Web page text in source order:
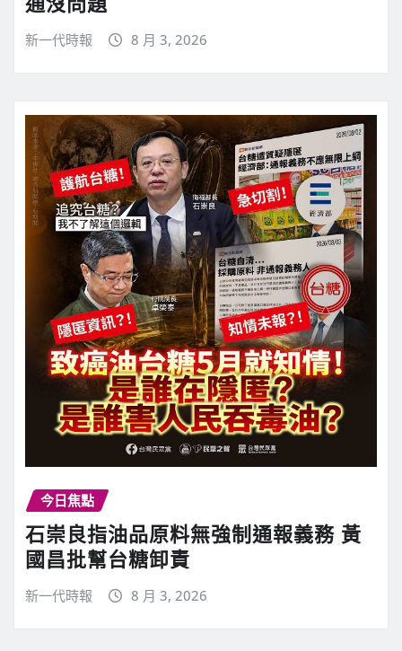
新一代時報 8 月 3, 2026
今日焦點
石崇良指油品原料無強制通報義務 黃
國昌批幫台糖卸責
新一代時報 8 月 3, 2026